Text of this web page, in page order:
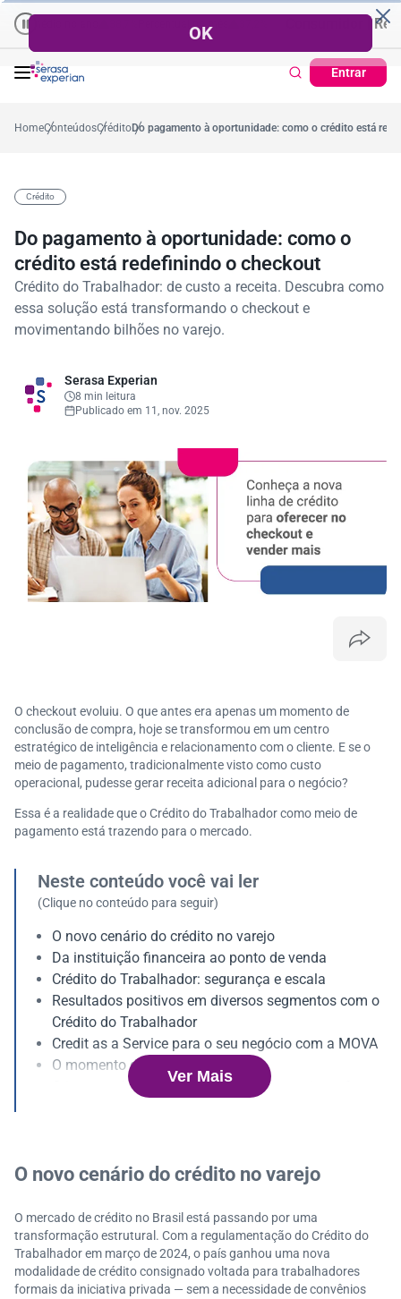
no ano Consumidor |
Entrar
Positivo Pontualidade do pagamento
HomeConteúdosCréditoDo pagamento à oportunidade: como o crédito está
Crédito
Do pagamento à oportunidade: como o
crédito está redefinindo o checkout
Crédito do Trabalhador: de custo a receita. Descubra como
essa solução está transformando o checkout e
movimentando bilhões no varejo.
Serasa Experian
8 min leitura
Publicado em 11, nov. 2025
O checkout evoluiu. O que antes era apenas um momento de
conclusão de compra, hoje se transformou em um centro
estratégico de inteligência e relacionamento com o cliente. E se o
meio de pagamento, tradicionalmente visto como custo
operacional, pudesse gerar receita adicional para o negócio?
Essa é a realidade que o Crédito do Trabalhador como meio de
pagamento está trazendo para o mercado.
Neste conteúdo você vai ler
(Clique no conteúdo para seguir)
O novo cenário do crédito no varejo
Da instituição financeira ao ponto de venda
Crédito do Trabalhador: segurança e escala
Resultados positivos em diversos segmentos com o
Crédito do Trabalhador
Credit as a Service para o seu negócio com a MOVA
O momento de agir é agora
Crie seu próprio meio de pagamento e saia na frente
Ver Mais
O novo cenário do crédito no varejo
O mercado de crédito no Brasil está passando por uma
transformação estrutural. Com a regulamentação do Crédito do
Trabalhador em março de 2024, o país ganhou uma nova
modalidade de crédito consignado voltada para trabalhadores
formais da iniciativa privada — sem a necessidade de convênios